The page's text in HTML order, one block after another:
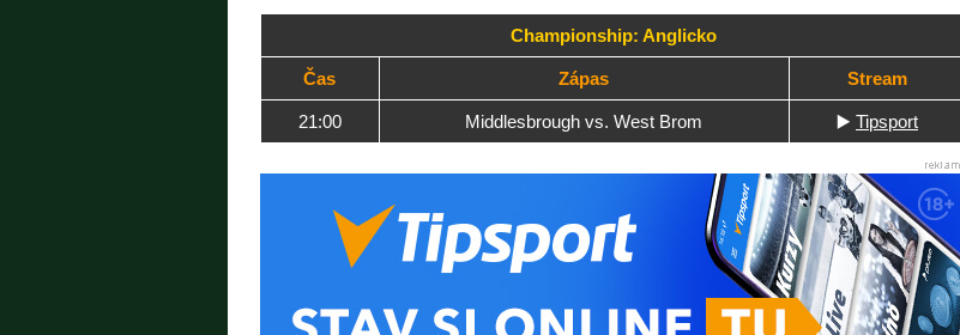
Championship: Anglicko
Čas Zápas Stream
21:00 Middlesbrough vs. West Brom ▶️ Tipsport